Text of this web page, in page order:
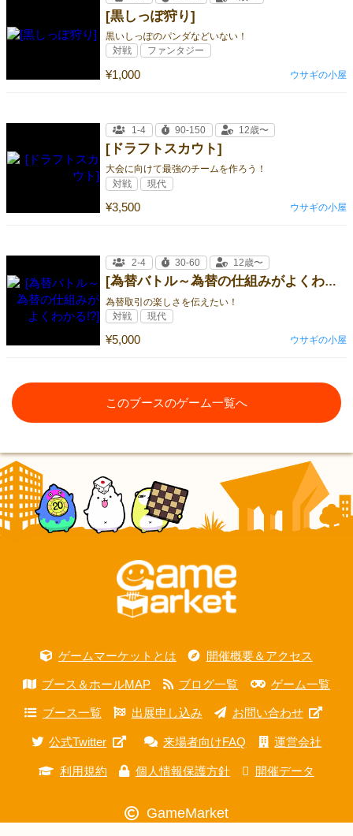
[黒しっぽ狩り]
黒いしっぽのパンダなどいない！
¥1,000
対戦 ファンタジー
ウサギの小屋
[ドラフトスカウト]
大会に向けて最強のチームを作ろう！
¥3,500
1-4 90-150 12歳〜
対戦 現代
ウサギの小屋
[為替バトル～為替の仕組みがよくわかる!?]
為替取引の楽しさを伝えたい！
¥5,000
2-4 30-60 12歳〜
対戦 現代
ウサギの小屋
このブースのゲーム一覧へ
ゲームマーケットとは 開催概要＆アクセス
ブース＆ホールMAP ブログ一覧 ゲーム一覧
ブース一覧 出展申し込み お問い合わせ
公式Twitter 来場者向けFAQ 運営会社
利用規約 個人情報保護方針 開催データ
GameMarket